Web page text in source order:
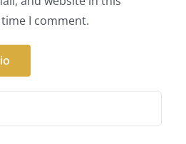
I comment.